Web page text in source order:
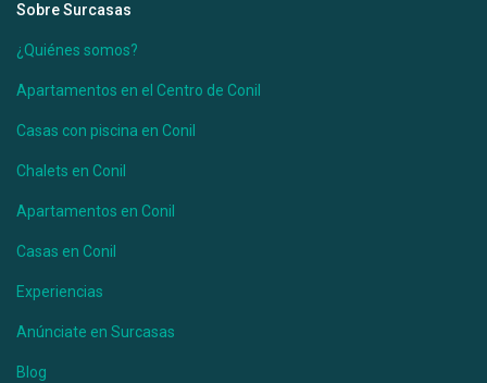
Casa Úrsula I
Sobre Surcasas
¿Quiénes somos?
Apartamentos en el Centro de Conil
Casas con piscina en Conil
Chalets en Conil
Apartamentos en Conil
Casas en Conil
Experiencias
Anúnciate en Surcasas
Blog